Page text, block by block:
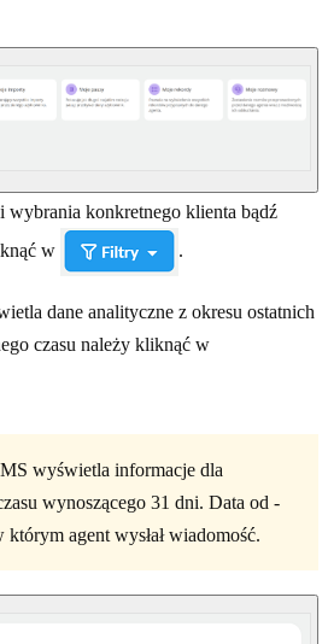
wybrania konkretnego klienta bądź
w
dane analityczne z okresu ostatnich
czasu należy kliknąć w
wyświetla informacje dla
wynoszącego 31 dni. Data od -
którym agent wysłał wiadomość.